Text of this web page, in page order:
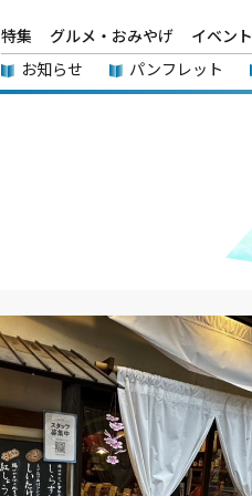
特集 グルメ・おみやげ イベント
お知らせ
パンフレット